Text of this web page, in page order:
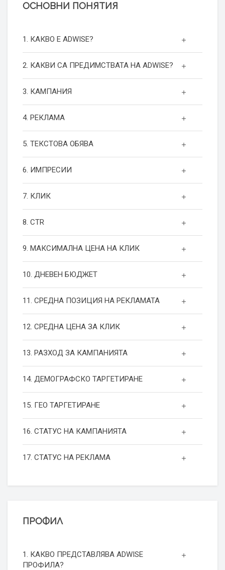
ОСНОВНИ ПОНЯТИЯ
1. КАКВО Е ADWISE?
2. КАКВИ СА ПРЕДИМСТВАТА НА ADWISE?
3. КАМПАНИЯ
4. РЕКЛАМА
5. ТЕКСТОВА ОБЯВА
6. ИМПРЕСИИ
7. КЛИК
8. CTR
9. МАКСИМАЛНА ЦЕНА НА КЛИК
10. ДНЕВЕН БЮДЖЕТ
11. СРЕДНА ПОЗИЦИЯ НА РЕКЛАМАТА
12. СРЕДНА ЦЕНА ЗА КЛИК
13. РАЗХОД ЗА КАМПАНИЯТА
14. ДЕМОГРАФСКО ТАРГЕТИРАНЕ
15. ГЕО ТАРГЕТИРАНЕ
16. СТАТУС НА КАМПАНИЯТА
17. СТАТУС НА РЕКЛАМА
ПРОФИЛ
1. КАКВО ПРЕДСТАВЛЯВА ADWISE
ПРОФИЛА?